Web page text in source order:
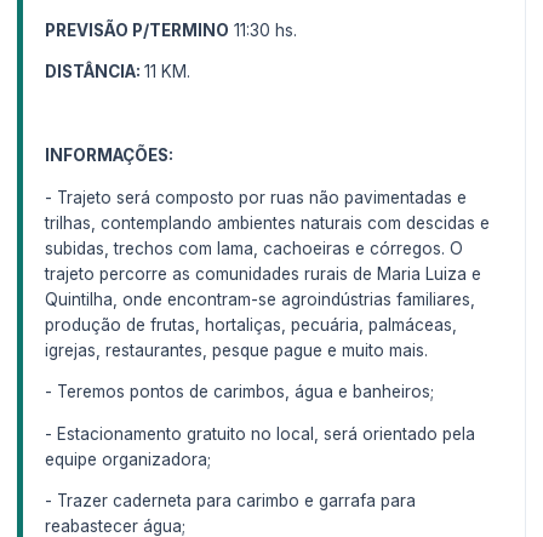
PREVISÃO P/TERMINO 11:30 hs.
DISTÂNCIA: 11 KM.
INFORMAÇÕES:
- Trajeto será composto por ruas não pavimentadas e
trilhas, contemplando ambientes naturais com descidas e
subidas, trechos com lama, cachoeiras e córregos. O
trajeto percorre as comunidades rurais de Maria Luiza e
Quintilha, onde encontram-se agroindústrias familiares,
produção de frutas, hortaliças, pecuária, palmáceas,
igrejas, restaurantes, pesque pague e muito mais.
- Teremos pontos de carimbos, água e banheiros;
- Estacionamento gratuito no local, será orientado pela
equipe organizadora;
- Trazer caderneta para carimbo e garrafa para
reabastecer água;